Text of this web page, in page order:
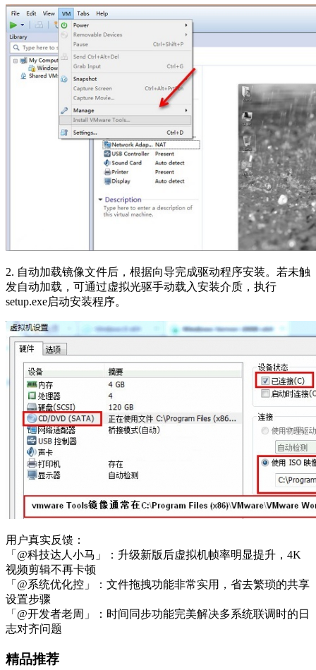
2. 自动加载镜像文件后，根据向导完成驱动程序安装。若未触
发自动加载，可通过虚拟光驱手动载入安装介质，执行
setup.exe启动安装程序。
用户真实反馈：
「@科技达人小马」：升级新版后虚拟机帧率明显提升，4K
视频剪辑不再卡顿
「@系统优化控」：文件拖拽功能非常实用，省去繁琐的共享
设置步骤
「@开发者老周」：时间同步功能完美解决多系统联调时的日
志对齐问题
精品推荐